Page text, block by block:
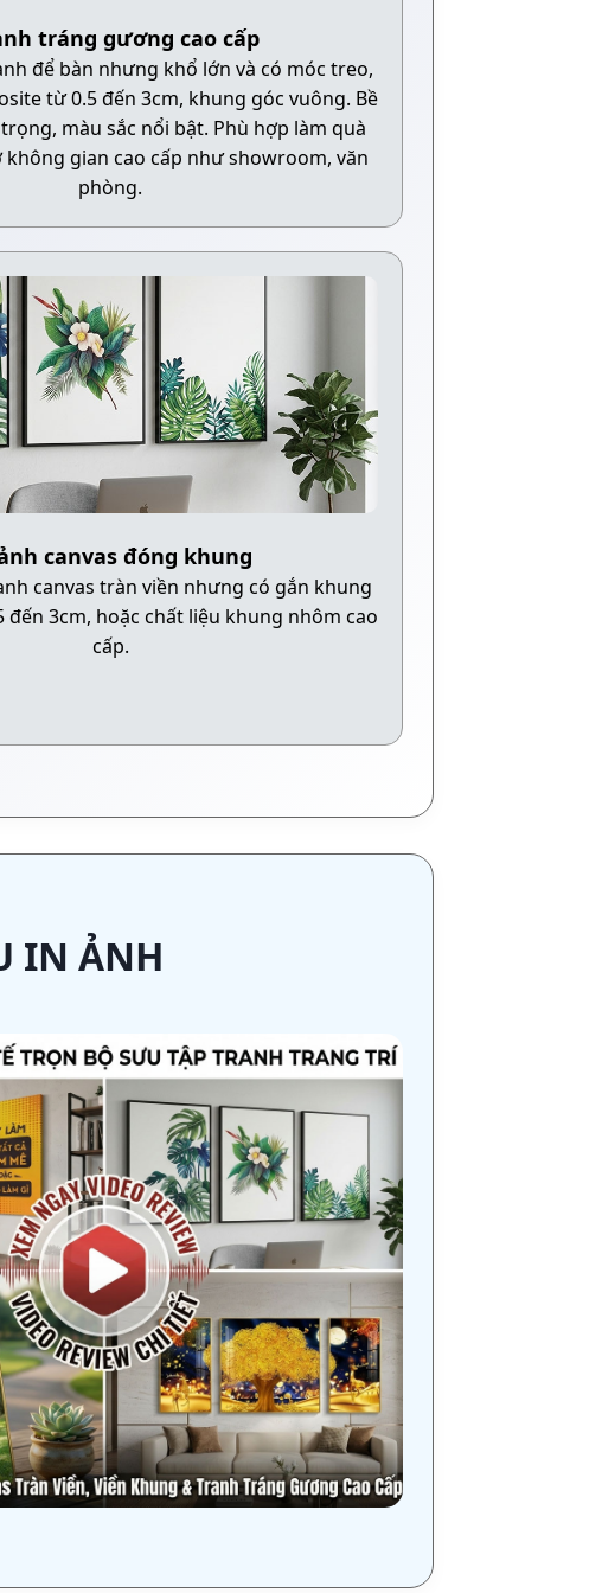
tráng gương cao cấp
để bàn nhưng khổ lớn và có móc treo,
từ 0.5 đến 3cm, khung góc vuông. Bề
màu sắc nổi bật. Phù hợp làm quà
gian cao cấp như showroom, văn
phòng.
canvas đóng khung
canvas tràn viền nhưng có gắn khung
đến 3cm, hoặc chất liệu khung nhôm cao
cấp.
IN ẢNH